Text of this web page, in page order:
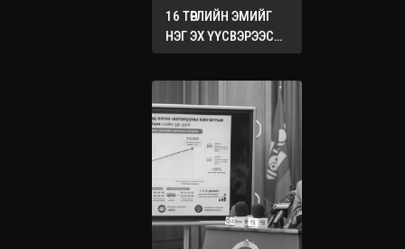
16 ТӨРЛИЙН ЭМИЙГ
НЭГ ЭХ ҮҮСВЭРЭЭС
ХУДАЛДАН АВАХ